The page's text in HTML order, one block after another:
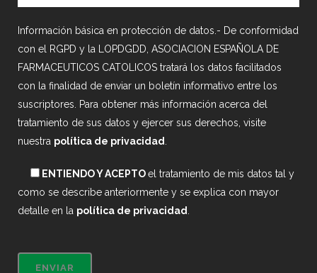
Información básica en protección de datos.- De conformidad
con el RGPD y la LOPDGDD, ASOCIACION ESPAÑOLA DE
FARMACEUTICOS CATOLICOS tratará los datos facilitados
con la finalidad de enviar un boletín informativo entre los
suscriptores. Para obtener más información acerca del
tratamiento de sus datos y ejercer sus derechos, visite
nuestra política de privacidad
ENTIENDO Y ACEPTOel tratamiento de mis datos tal y
como se describe anteriormente y se explica con mayor
detalle en la política de privacidad